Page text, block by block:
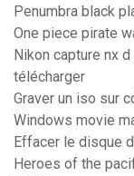
Penumbra black
One piece pirate
Nikon capture nx
télécharger
Graver un iso sur
Windows movie
Effacer le disque
Heroes of the